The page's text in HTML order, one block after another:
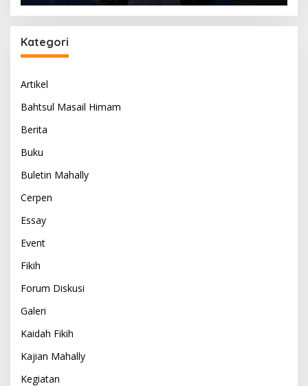
Kategori
Artikel
Bahtsul Masail Himam
Berita
Buku
Buletin Mahally
Cerpen
Essay
Event
Fikih
Forum Diskusi
Galeri
Kaidah Fikih
Kajian Mahally
Kegiatan